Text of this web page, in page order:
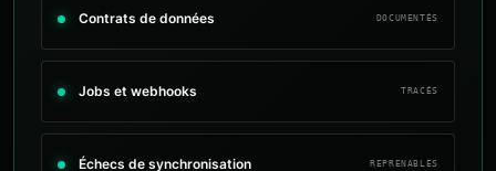
Contrats de données DOCUMENTÉS
Jobs et webhooks TRACÉS
Échecs de synchronisation REPRENABLES